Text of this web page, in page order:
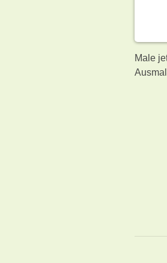
Male